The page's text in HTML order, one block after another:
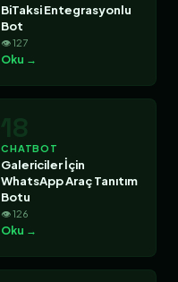
BiTaksi Entegrasyonlu
Bot
👁 127
Oku →
18
CHATBOT
Galericiler İçin
WhatsApp Araç Tanıtım
Botu
👁 126
Oku →